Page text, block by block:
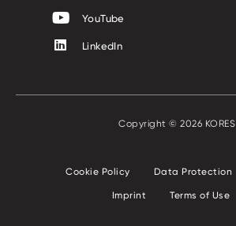
YouTube
LinkedIn
Copyright © 2026 KORES
Cookie Policy Data Protection
Imprint
Terms of Use